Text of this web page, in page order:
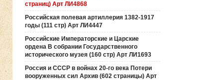
страниц) Арт ЛИ4868
Российская полевая артиллерия 1382-1917
годы (111 стр) Арт ЛИ4447
Российские Императорские и Царские
ордена В собрании Государственного
исторического музея (160 стр) Арт ЛИ1693
Россия и СССР в войнах 20-го века Потери
вооруженных сил Архив (602 страницы) Арт